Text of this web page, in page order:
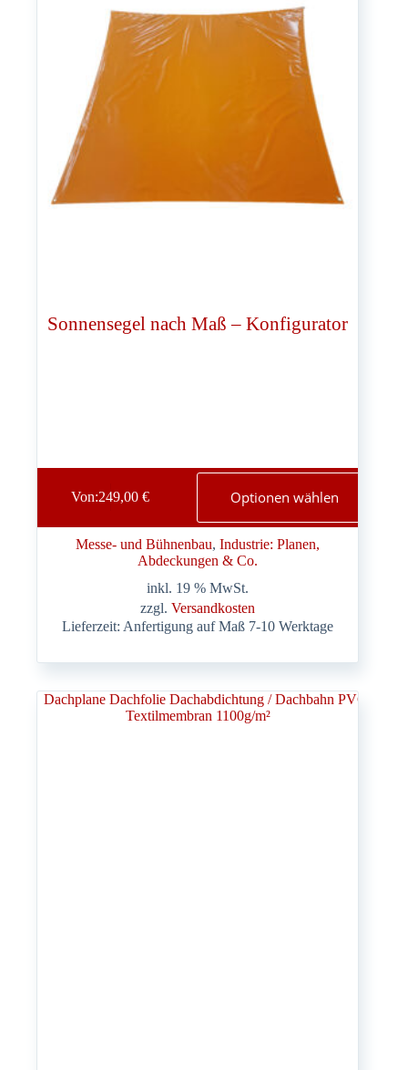
Sonnensegel nach Maß – Konfigurator
Von:249,00€ Optionen wählen
Messe- und Bühnenbau, Industrie: Planen,
Abdeckungen & Co.
inkl. 19 % MwSt.
zzgl.Versandkosten
Lieferzeit: Anfertigung auf Maß 7-10 Werktage